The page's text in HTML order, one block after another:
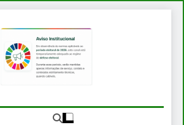
EFA 2030
2030